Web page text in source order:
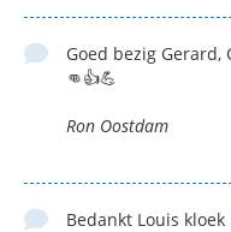
Goed bezig Gerard,
👊👍💪
Ron Oostdam
Bedankt Louis kloek